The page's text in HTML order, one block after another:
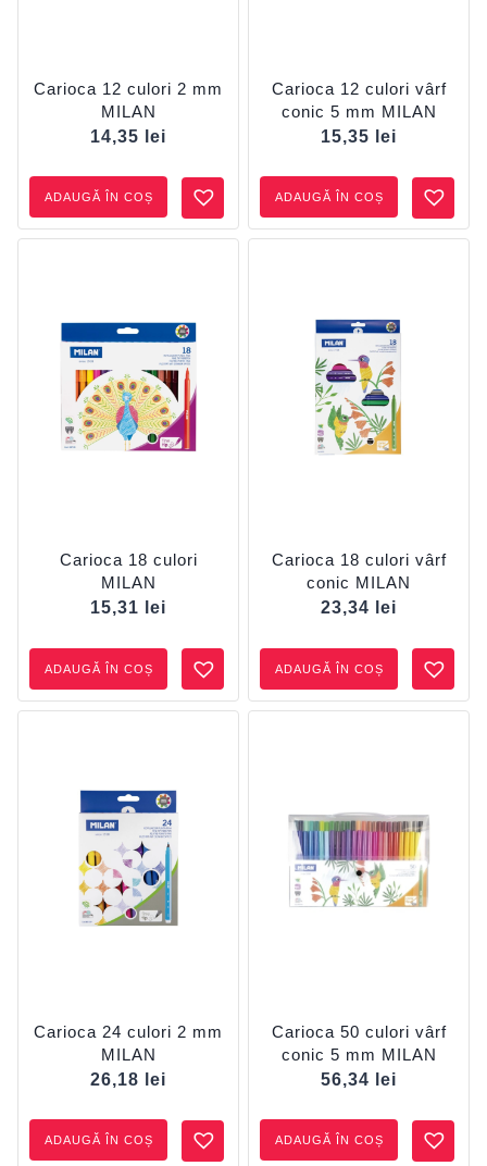
Carioca 12 culori 2 mm
MILAN
14,35
lei
ADAUGĂ ÎN COȘ
Carioca 12 culori vârf
conic 5 mm MILAN
15,35
lei
ADAUGĂ ÎN COȘ
Carioca 18 culori
MILAN
15,31
lei
ADAUGĂ ÎN COȘ
Carioca 18 culori vârf
conic MILAN
23,34
lei
ADAUGĂ ÎN COȘ
Carioca 24 culori 2 mm
MILAN
26,18
lei
ADAUGĂ ÎN COȘ
Carioca 50 culori vârf
conic 5 mm MILAN
56,34
lei
ADAUGĂ ÎN COȘ